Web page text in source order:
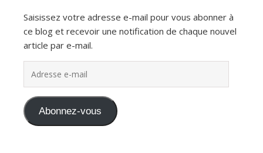
Saisissez votre adresse e-mail pour vous abonner à
ce blog et recevoir une notification de chaque nouvel
article par e-mail.
Abonnez-vous